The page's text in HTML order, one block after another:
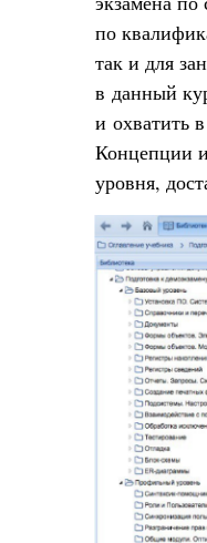
по
так и для
в данный
и охватить
Концепции
уровня,